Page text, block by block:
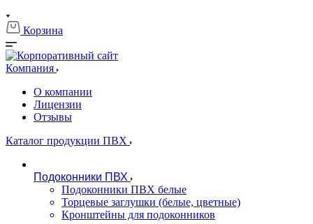
Корзина
Компания
О компании
Лицензии
Отзывы
Каталог продукции ПВХ
Подоконники ПВХ
Подоконники ПВХ белые
Торцевые заглушки (белые, цветные)
Кронштейны для подоконников